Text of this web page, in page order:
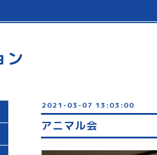
ン
2021-03-07 13:03:00
アニマル会